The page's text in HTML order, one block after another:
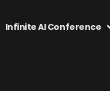
Infinite AI Conference